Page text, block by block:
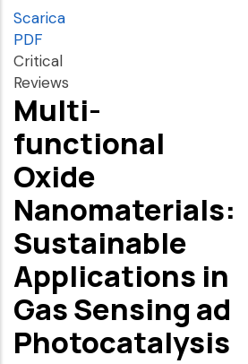
Scarica
PDF
Critical
Reviews
Multi-
functional
Oxide
Nanomaterials:
Sustainable
Applications in
Gas Sensing ad
Photocatalysis